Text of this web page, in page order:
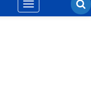
Toggle
navigation